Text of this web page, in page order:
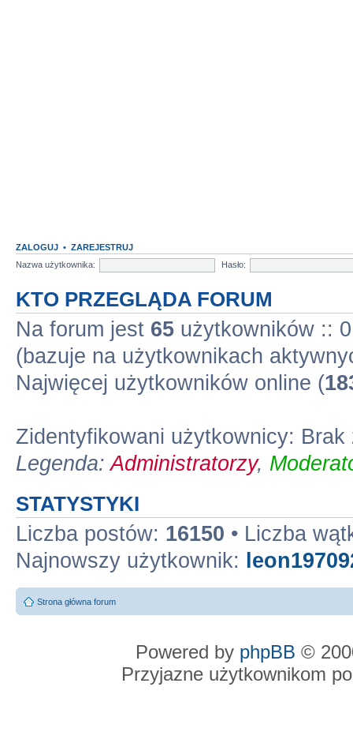
ZALOGUJ • ZAREJESTRUJ
Nazwa użytkownika:
Hasło:
KTO PRZEGLĄDA FORUM
Na forum jest 65 użytkowników ::
(bazuje na użytkownikach
Najwięcej użytkowników online (
Zidentyfikowani użytkownicy:
Legenda:Administratorzy,
STATYSTYKI
Liczba postów: 16150 • Liczba
Najnowszy użytkownik:
Strona główna forum
Powered by phpBB ©
Przyjazne użytkownikom